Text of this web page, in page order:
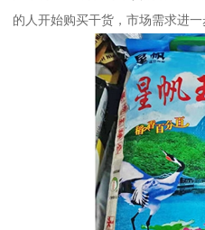
的人开始购买干货，市场需求进一